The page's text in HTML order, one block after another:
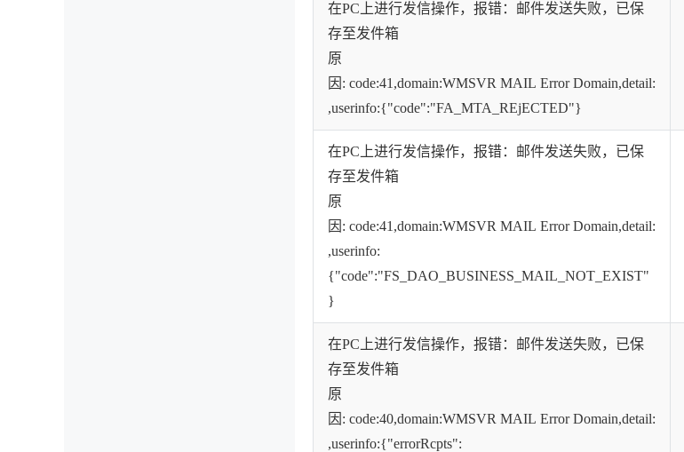
在PC上进行发信操作，报错：邮件发送失败，已保
存至发件箱
原
因: code:41,domain:WMSVR MAIL Error Domain,detail:
,userinfo:{"code":"FA_MTA_REjECTED"}
在PC上进行发信操作，报错：邮件发送失败，已保
存至发件箱
原
因: code:41,domain:WMSVR MAIL Error Domain,detail:
,userinfo:
{"code":"FS_DAO_BUSINESS_MAIL_NOT_EXIST"
}
在PC上进行发信操作，报错：邮件发送失败，已保
存至发件箱
原
因: code:40,domain:WMSVR MAIL Error Domain,detail:
,userinfo:{"errorRcpts":